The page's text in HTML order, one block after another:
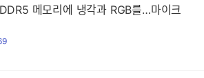
메모리에 냉각과 RGB를…마이크